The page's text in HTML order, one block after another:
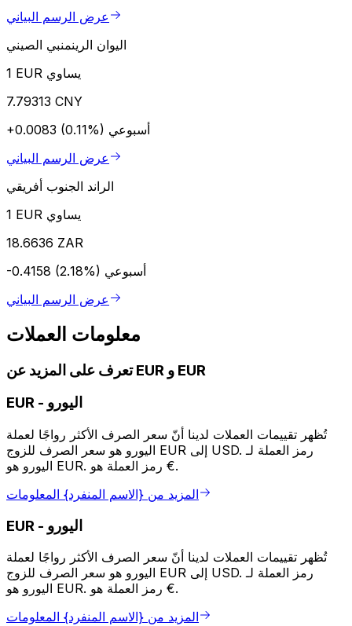
عرض الرسم البياني
اليوان الرينمنبي الصيني
1 EUR يساوي
7.79313 CNY
+0.0083 (0.11%) أسبوعي
عرض الرسم البياني
الراند الجنوب أفريقي
1 EUR يساوي
18.6636 ZAR
-0.4158 (2.18%) أسبوعي
عرض الرسم البياني
معلومات العملات
تعرف على المزيد عن EUR و EUR
EUR - اليورو
تُظهر تقييمات العملات لدينا أنّ سعر الصرف الأكثر رواجًا لعملة
اليورو هو سعر الصرف للزوج EUR إلى USD. رمز العملة لـ
اليورو هو EUR. رمز العملة هو €.
المزيد من {الاسم المنفرد} المعلومات
EUR - اليورو
تُظهر تقييمات العملات لدينا أنّ سعر الصرف الأكثر رواجًا لعملة
اليورو هو سعر الصرف للزوج EUR إلى USD. رمز العملة لـ
اليورو هو EUR. رمز العملة هو €.
المزيد من {الاسم المنفرد} المعلومات